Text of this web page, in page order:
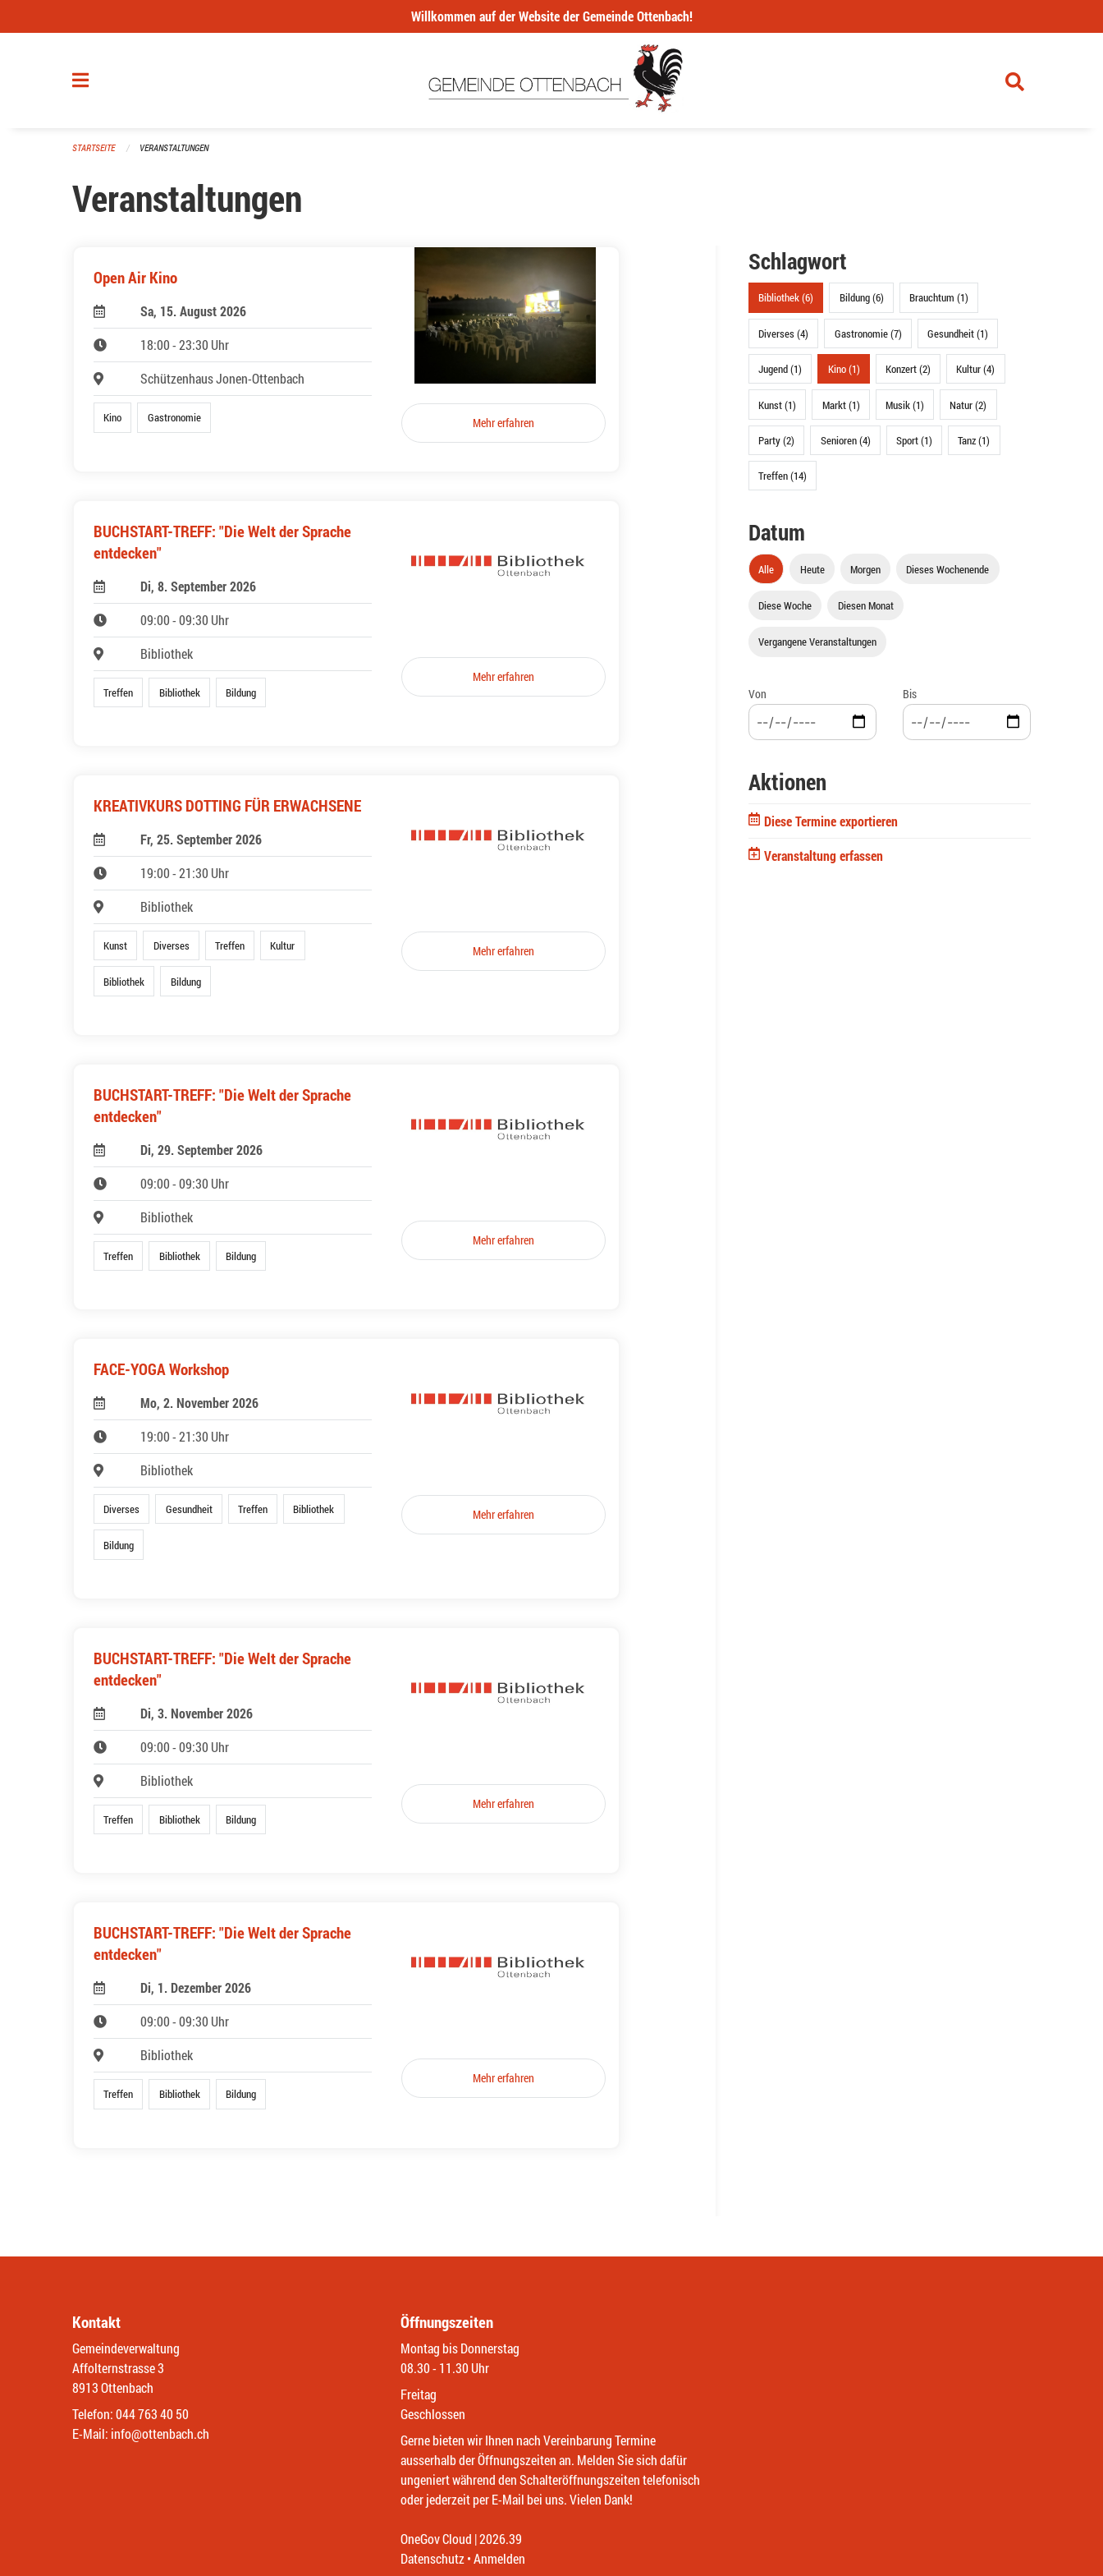
Willkommen auf der Website der Gemeinde Ottenbach!
STARTSEITE VERANSTALTUNGEN
Veranstaltungen
Open Air Kino
Sa, 15. August 2026
18:00 - 23:30 Uhr
Schützenhaus Jonen-Ottenbach
Kino Gastronomie Mehr erfahren
BUCHSTART-TREFF: "Die Welt der Sprache
entdecken"
Di, 8. September 2026
09:00 - 09:30 Uhr
Bibliothek
Treffen Bibliothek Bildung
Mehr erfahren
KREATIVKURS DOTTING FÜR ERWACHSENE
Fr, 25. September 2026
19:00 - 21:30 Uhr
Bibliothek
Kunst Diverses Treffen Kultur
Bibliothek Bildung
Mehr erfahren
BUCHSTART-TREFF: "Die Welt der Sprache
entdecken"
Di, 29. September 2026
09:00 - 09:30 Uhr
Bibliothek
Treffen Bibliothek Bildung
Mehr erfahren
FACE-YOGA Workshop
Mo, 2. November 2026
19:00 - 21:30 Uhr
Bibliothek
Diverses Gesundheit Treffen Bibliothek
Bildung
Mehr erfahren
BUCHSTART-TREFF: "Die Welt der Sprache
entdecken"
Di, 3. November 2026
09:00 - 09:30 Uhr
Bibliothek
Treffen Bibliothek Bildung
Mehr erfahren
BUCHSTART-TREFF: "Die Welt der Sprache
entdecken"
Di, 1. Dezember 2026
09:00 - 09:30 Uhr
Bibliothek
Treffen Bibliothek Bildung
Mehr erfahren
Schlagwort
Bibliothek (6) Bildung (6) Brauchtum (1)
Diverses (4) Gastronomie (7) Gesundheit (1)
Jugend (1) Kino (1) Konzert (2) Kultur (4)
Kunst (1) Markt (1) Musik (1) Natur (2)
Party (2) Senioren (4) Sport (1) Tanz (1)
Treffen (14)
Datum
Alle Heute Morgen Dieses Wochenende
Diese Woche Diesen Monat
Vergangene Veranstaltungen
Von Bis
Aktionen
Diese Termine exportieren
Veranstaltung erfassen
Kontakt
Gemeindeverwaltung
Affolternstrasse 3
8913 Ottenbach
Telefon:044 763 40 50
E-Mail: info@ottenbach.ch
Öffnungszeiten
Montag bis Donnerstag
08.30 - 11.30 Uhr
Freitag
Geschlossen
Gerne bieten wir Ihnen nach Vereinbarung Termine
ausserhalb der Öffnungszeiten an. Melden Sie sich dafür
ungeniert während den Schalteröffnungszeiten telefonisch
oder jederzeit per E-Mail bei uns. Vielen Dank!
OneGov Cloud (External Link)
|2026.39
Datenschutz (External Link)
Anmelden